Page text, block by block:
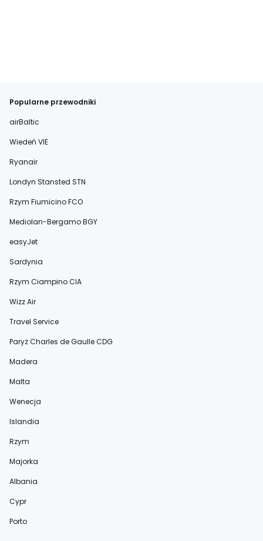
Popularne przewodniki
airBaltic
Wiedeń VIE
Ryanair
Londyn Stansted STN
Rzym Fiumicino FCO
Mediolan-Bergamo BGY
easyJet
Sardynia
Rzym Ciampino CIA
Wizz Air
Travel Service
Paryż Charles de Gaulle CDG
Madera
Malta
Wenecja
Islandia
Rzym
Majorka
Albania
Cypr
Porto